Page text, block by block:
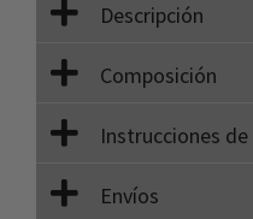
Descripción
Composición
Instrucciones
Envíos